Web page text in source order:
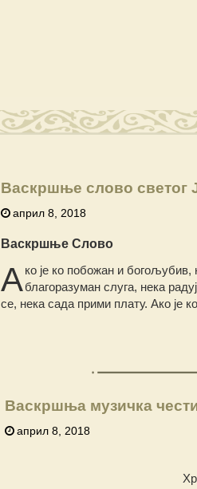
Васкршње слово светог
април 8, 2018
Васкршње Слово
Ако је ко побожан и
благоразуман слуга, нека
се, нека сада прими плату. Ако је
Васкршња музичка
април 8, 2018